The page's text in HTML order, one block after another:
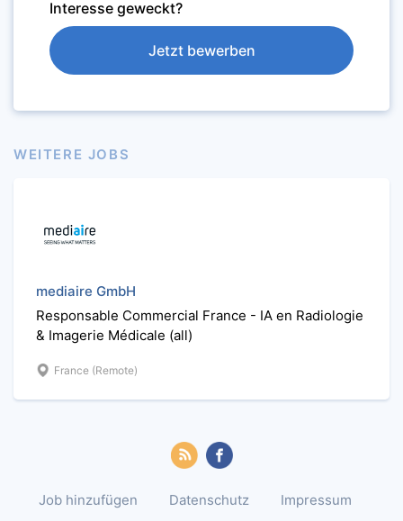
Interesse geweckt?
Jetzt bewerben
WEITERE JOBS
mediaire GmbH
Responsable Commercial France - IA en Radiologie
& Imagerie Médicale (all)
France (Remote)
Job hinzufügen Datenschutz Impressum